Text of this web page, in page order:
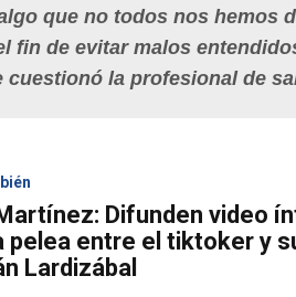
que no todos nos hemos
fin de evitar malos
la profesional de
Difunden video
pelea entre el tiktoker y
Lardizábal